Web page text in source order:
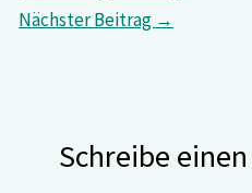
Nächster Beitrag →
Schreibe